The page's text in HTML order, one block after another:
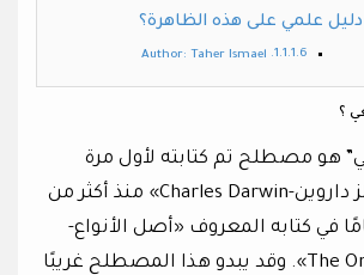
علمي على هذه الظاهرة؟
Author: Taher Ismael
؟
هو مصطلح تم كتابته لأول مرة
بواسطة «تشارلز داروين-Charles Darwin» منذ أكثر من
في كتابه المعروف «أصل الأنواع-
The Origins of Species». وقد يبدو هذا المصطلح غريبًا